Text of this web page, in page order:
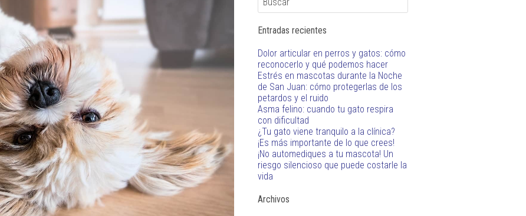
Entradas recientes
Dolor articular en perros y gatos: cómo
reconocerlo y qué podemos hacer
Estrés en mascotas durante la Noche
de San Juan: cómo protegerlas de los
petardos y el ruido
Asma felino: cuando tu gato respira
con dificultad
¿Tu gato viene tranquilo a la clínica?
¡Es más importante de lo que crees!
¡No automediques a tu mascota! Un
riesgo silencioso que puede costarle la
vida
Archivos